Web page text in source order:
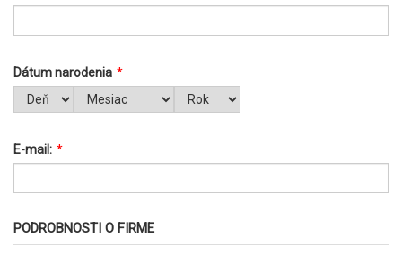
Dátum narodenia *
E-mail: *
PODROBNOSTI O FIRME